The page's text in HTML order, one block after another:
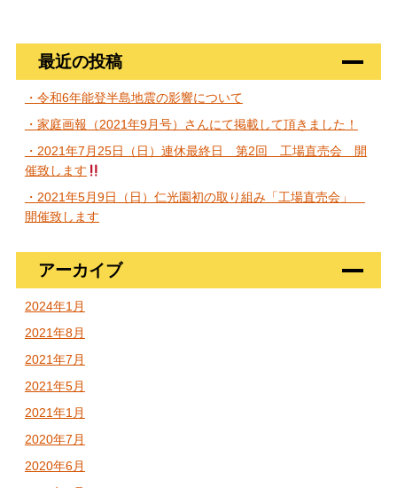
最近の投稿
・令和6年能登半島地震の影響について
・家庭画報（2021年9月号）さんにて掲載して頂きました！
・2021年7月25日（日）連休最終日 第2回 工場直売会 開
催致します
・2021年5月9日（日）仁光園初の取り組み「工場直売会」
開催致します
アーカイブ
2024年1月
2021年8月
2021年7月
2021年5月
2021年1月
2020年7月
2020年6月